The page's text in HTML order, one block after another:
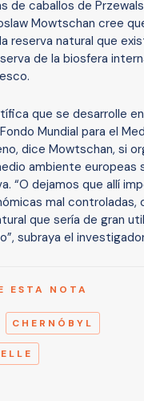
de caballos de
Mowtschan cree
reserva natural que
de la biosfera
que se desarrolle
Mundial para el
dice Mowtschan, si
ambiente europeas
“O dejamos que allí
mal controladas,
que sería de gran
subraya el
ESTA NOTA
CHERNÓBYL